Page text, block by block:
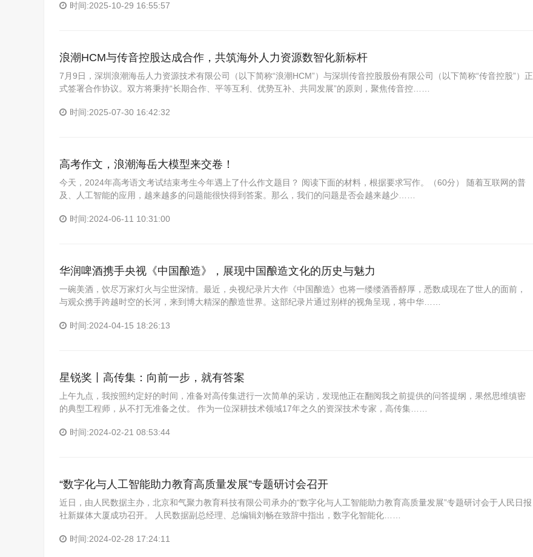
时间:2025-10-29 16:55:57
浪潮HCM与传音控股达成合作，共筑海外人力资源数智化新标杆
7月9日，深圳浪潮海岳人力资源技术有限公司（以下简称“浪潮HCM”）与深圳传音控股股份有限公司（以下简称“传音控股”）正
式签署合作协议。双方将秉持“长期合作、平等互利、优势互补、共同发展”的原则，聚焦传音控……
时间:2025-07-30 16:42:32
高考作文，浪潮海岳大模型来交卷！
今天，2024年高考语文考试结束考生今年遇上了什么作文题目？ 阅读下面的材料，根据要求写作。（60分） 随着互联网的普
及、人工智能的应用，越来越多的问题能很快得到答案。那么，我们的问题是否会越来越少……
时间:2024-06-11 10:31:00
华润啤酒携手央视《中国酿造》，展现中国酿造文化的历史与魅力
一碗美酒，饮尽万家灯火与尘世深情。最近，央视纪录片大作《中国酿造》也将一缕缕酒香醇厚，悉数成现在了世人的面前，
与观众携手跨越时空的长河，来到博大精深的酿造世界。这部纪录片通过别样的视角呈现，将中华……
时间:2024-04-15 18:26:13
星锐奖丨高传集：向前一步，就有答案
上午九点，我按照约定好的时间，准备对高传集进行一次简单的采访，发现他正在翻阅我之前提供的问答提纲，果然思维缜密
的典型工程师，从不打无准备之仗。 作为一位深耕技术领域17年之久的资深技术专家，高传集……
时间:2024-02-21 08:53:44
“数字化与人工智能助力教育高质量发展”专题研讨会召开
近日，由人民数据主办，北京和气聚力教育科技有限公司承办的“数字化与人工智能助力教育高质量发展”专题研讨会于人民日报
社新媒体大厦成功召开。 人民数据副总经理、总编辑刘畅在致辞中指出，数字化智能化……
时间:2024-02-28 17:24:11